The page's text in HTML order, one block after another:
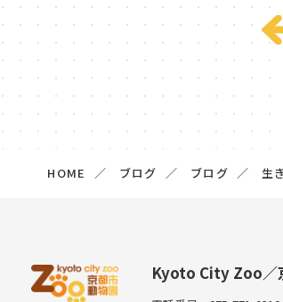
HOME ブログ ブログ 生
Kyoto City Zoo／